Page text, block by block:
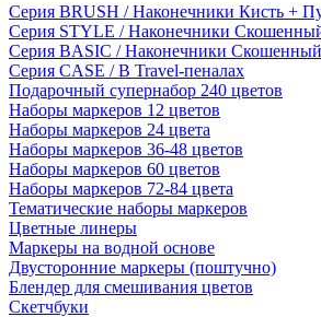
Серия BRUSH / Наконечники Кисть +
Серия STYLE / Наконечники
Серия BASIC / Наконечники
Серия CASE / В Travel-пеналах
Подарочный супернабор 240 цветов
Наборы маркеров 12 цветов
Наборы маркеров 24 цвета
Наборы маркеров 36-48 цветов
Наборы маркеров 60 цветов
Наборы маркеров 72-84 цвета
Тематические наборы маркеров
Цветные линеры
Маркеры на водной основе
Двусторонние маркеры (поштучно)
Блендер для смешивания цветов
Скетчбуки